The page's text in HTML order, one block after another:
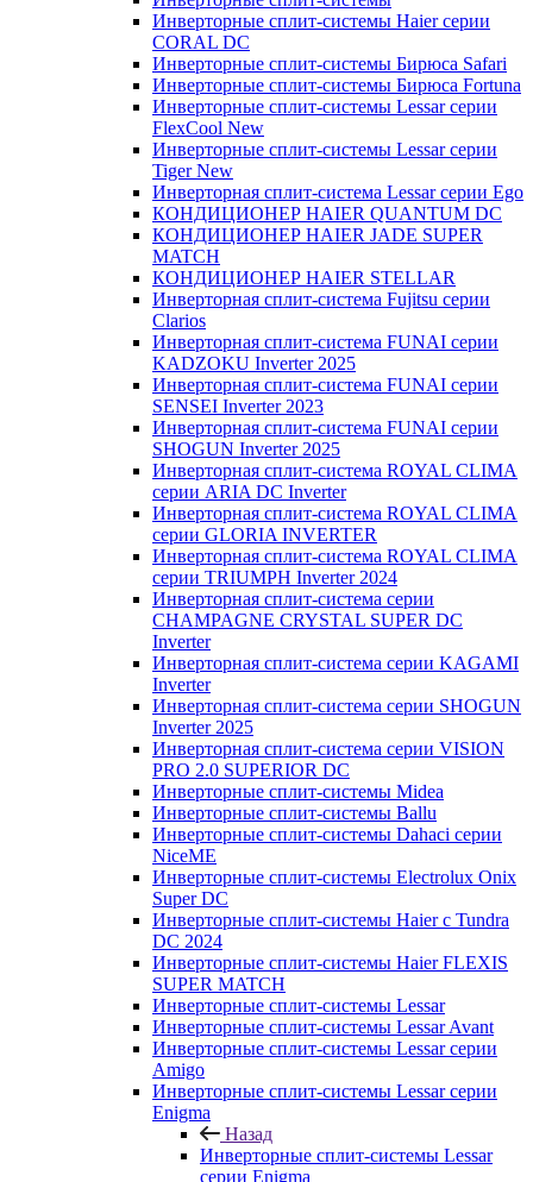
Инверторные сплит-системы Haier серии
CORAL DC
Инверторные сплит-системы Бирюса Safari
Инверторные сплит-системы Бирюса Fortuna
Инверторные сплит-системы Lessar серии
FlexCool New
Инверторные сплит-системы Lessar серии
Tiger New
Инверторная сплит-система Lessar серии Ego
КОНДИЦИОНЕР HAIER QUANTUM DC
КОНДИЦИОНЕР HAIER JADE SUPER
MATCH
КОНДИЦИОНЕР HAIER STELLAR
Инверторная сплит-система Fujitsu серии
Clarios
Инверторная сплит-система FUNAI серии
KADZOKU Inverter 2025
Инверторная сплит-система FUNAI серии
SENSEI Inverter 2023
Инверторная сплит-система FUNAI серии
SHOGUN Inverter 2025
Инверторная сплит-система ROYAL CLIMA
серии ARIA DC Inverter
Инверторная сплит-система ROYAL CLIMA
серии GLORIA INVERTER
Инверторная сплит-система ROYAL CLIMA
серии TRIUMPH Inverter 2024
Инверторная сплит-система серии
CHAMPAGNE CRYSTAL SUPER DC
Inverter
Инверторная сплит-система серии KAGAMI
Inverter
Инверторная сплит-система серии SHOGUN
Inverter 2025
Инверторная сплит-система серии VISION
PRO 2.0 SUPERIOR DC
Инверторные сплит-системы Midea
Инверторные сплит-системы Ballu
Инверторные сплит-системы Dahaci серии
NiceME
Инверторные сплит-системы Electrolux Onix
Super DC
Инверторные сплит-системы Haier c Tundra
DC 2024
Инверторные сплит-системы Haier FLEXIS
SUPER MATCH
Инверторные сплит-системы Lessar
Инверторные сплит-системы Lessar Avant
Инверторные сплит-системы Lessar серии
Amigo
Инверторные сплит-системы Lessar серии
Enigma
Назад
Инверторные сплит-системы Lessar
серии Enigma